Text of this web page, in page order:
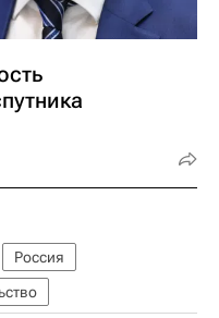
Россия